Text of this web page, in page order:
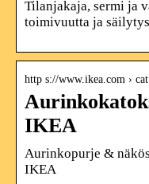
Tilanjakaja, sermi ja
toimivuutta ja
http s://www.ikea.com ›
IKEA
Aurinkopurje &
IKEA